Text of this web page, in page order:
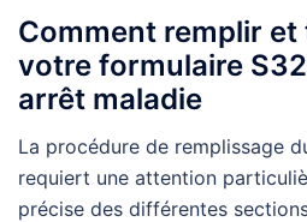
Comment remplir
votre formulaire
arrêt maladie
La procédure de remplissage
requiert une attention
précise des différentes